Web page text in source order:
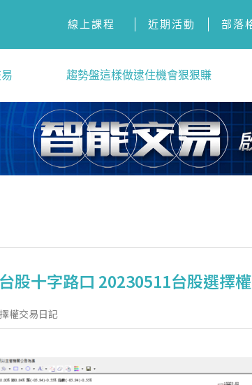
線上課程 近期活動 部落
趨勢盤這樣做逮住機會狠狠賺
股十字路口 20230511台股選擇權
權交易日記